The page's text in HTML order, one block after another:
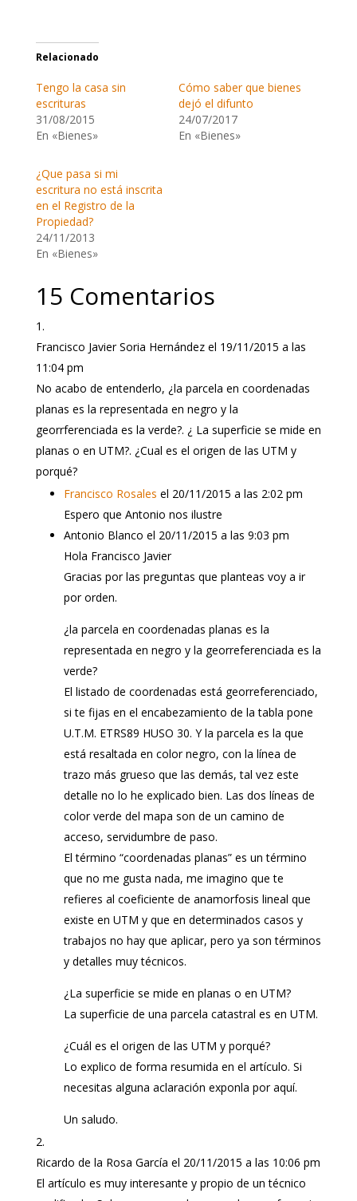
Relacionado
Tengo la casa sin
escrituras
31/08/2015
En «Bienes»
Cómo saber que bienes
dejó el difunto
24/07/2017
En «Bienes»
¿Que pasa si mi
escritura no está inscrita
en el Registro de la
Propiedad?
24/11/2013
En «Bienes»
15 Comentarios
Francisco Javier Soria Hernández el 19/11/2015 a las
11:04 pm
No acabo de entenderlo, ¿la parcela en coordenadas
planas es la representada en negro y la
georrferenciada es la verde?. ¿ La superficie se mide en
planas o en UTM?. ¿Cual es el origen de las UTM y
porqué?
Francisco Rosales el 20/11/2015 a las 2:02 pm
Espero que Antonio nos ilustre
Antonio Blanco el 20/11/2015 a las 9:03 pm
Hola Francisco Javier
Gracias por las preguntas que planteas voy a ir
por orden.
¿la parcela en coordenadas planas es la
representada en negro y la georreferenciada es la
verde?
El listado de coordenadas está georreferenciado,
si te fijas en el encabezamiento de la tabla pone
U.T.M. ETRS89 HUSO 30. Y la parcela es la que
está resaltada en color negro, con la línea de
trazo más grueso que las demás, tal vez este
detalle no lo he explicado bien. Las dos líneas de
color verde del mapa son de un camino de
acceso, servidumbre de paso.
El término “coordenadas planas” es un término
que no me gusta nada, me imagino que te
refieres al coeficiente de anamorfosis lineal que
existe en UTM y que en determinados casos y
trabajos no hay que aplicar, pero ya son términos
y detalles muy técnicos.
¿La superficie se mide en planas o en UTM?
La superficie de una parcela catastral es en UTM.
¿Cuál es el origen de las UTM y porqué?
Lo explico de forma resumida en el artículo. Si
necesitas alguna aclaración exponla por aquí.
Un saludo.
Ricardo de la Rosa García el 20/11/2015 a las 10:06 pm
El artículo es muy interesante y propio de un técnico